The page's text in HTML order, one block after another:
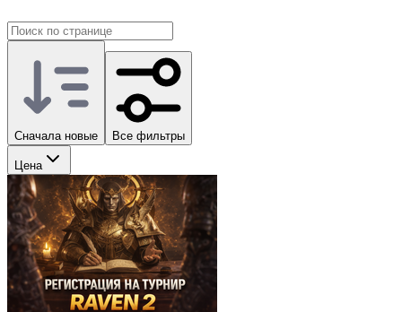
Сначала новые Все фильтры
Цена